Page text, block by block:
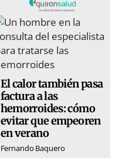
El calor también pasa
factura a las
hemorroides: cómo
evitar que empeoren
en verano
Fernando Baquero